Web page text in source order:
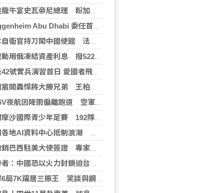
宴史瓦帝尼總理 盼加強各領域雙邊合作
Abu Dhabi 委任首任館長
衛官持刀闖中國使館 法庭上稱促中國改變外交
用俄凍結資產利息 撥522億元援助烏克蘭
實兵演習首日 愛國者飛彈車高雄罕見現蹤
轟悍將大勝兄弟 王柏融再見安雄鷹擒猿
航因降雨偏離跑道 空軍：人員安全飛機輕損
沙國際青少年足賽 192隊參賽規模創新高
AI資料中心抵制浪潮 川普指控北京煽動
西駐美大使簽證 專家警告加劇外交僵局
中國恐以火力封鎖迫台屈服 降低國際介入可能
7K躍居三振王 笑談與鋼龍良性競爭